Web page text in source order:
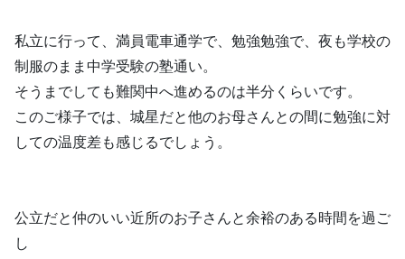
私立に行って、満員電車通学で、勉強勉強で、夜も学校の
制服のまま中学受験の塾通い。
そうまでしても難関中へ進めるのは半分くらいです。
このご様子では、城星だと他のお母さんとの間に勉強に対
しての温度差も感じるでしょう。
公立だと仲のいい近所のお子さんと余裕のある時間を過ご
し